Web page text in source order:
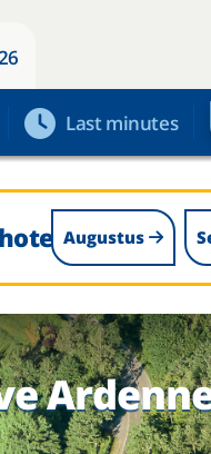
Last minutes
?
Augustus